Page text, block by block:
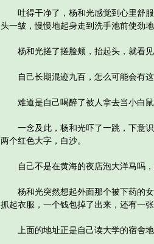
吐得干净了，杨和光感觉到心里舒服
头一皱，慢慢地起身走到洗手池前使劲
杨和光搓了搓脸颊，抬起头，就看见
自己长期混迹九百，怎么可能会有这
难道是自己喝醉了被人拿去当小白鼠
一念及此，杨和光吓了一跳，下意识
两个红色大字，白沙。
自己不是在黄海的夜店泡大洋马吗，
杨和光突然想起外面那个被下药的女
抓起衣服，一个钱包掉了出来，还有一
上面的地址正是自己读大学的宿舍地